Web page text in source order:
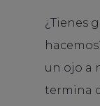
¿Tienes
un ojo a
termina